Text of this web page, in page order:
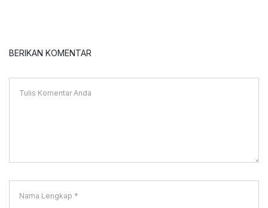
BERIKAN KOMENTAR